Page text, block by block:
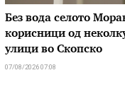
Без вода селото
корисници од
улици во Скопско
07/08/2026 07:08